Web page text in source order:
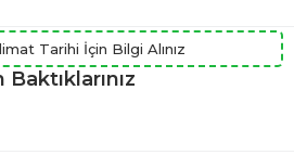
Tarihi İçin Bilgi Alınız
Baktıklarınız